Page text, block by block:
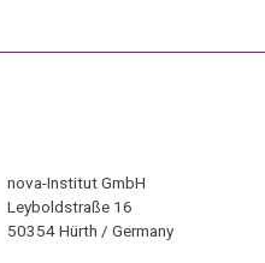
nova-Institut GmbH
Leyboldstraße 16
50354 Hürth / Germany